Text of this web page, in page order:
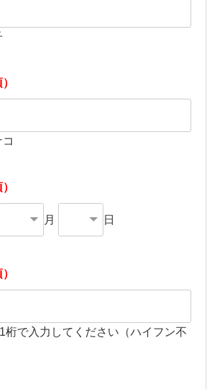
月 日
桁で入力してください（ハイフン不